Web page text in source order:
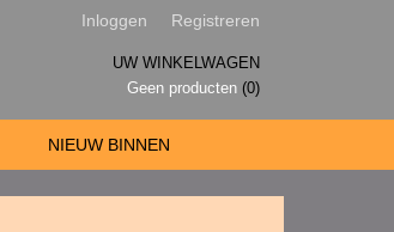
Inloggen Registreren
UW WINKELWAGEN
Geen producten (0)
NIEUW BINNEN